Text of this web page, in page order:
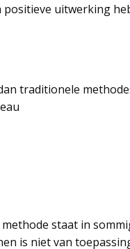
uitwerking
traditionele
staat in
is niet van